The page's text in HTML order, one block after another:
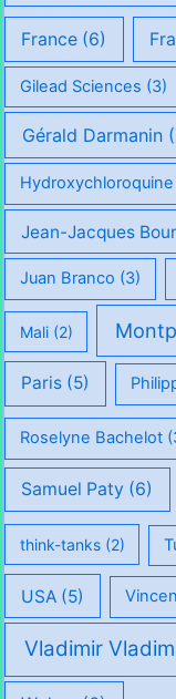
France (6)
Gilead Sciences (3)
Gérald Darmanin
Hydroxychloroquine
Jean-Jacques
Juan Branco (3)
Mali(2)
Paris(5)
Roselyne Bachelot
Samuel Paty (6)
think-tanks(2)
USA(5)
Vladimir